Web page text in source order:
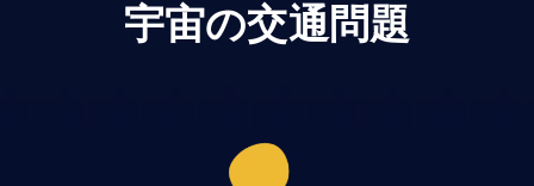
宇宙の交通問題